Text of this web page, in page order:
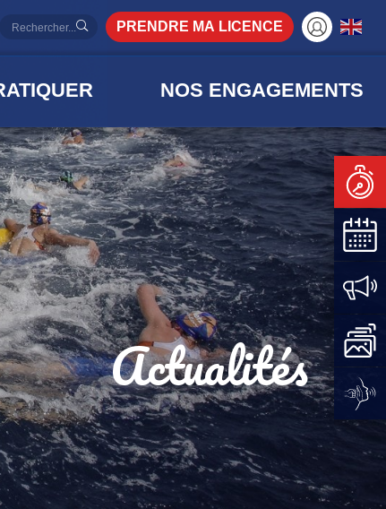
PRENDRE MA LICENCE
NOS ENGAGEMENTS
Actualités